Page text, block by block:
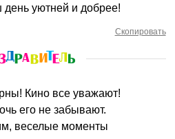
день уютней и добрее!
Скопировать
Кино все уважают!
его не забывают.
веселые моменты